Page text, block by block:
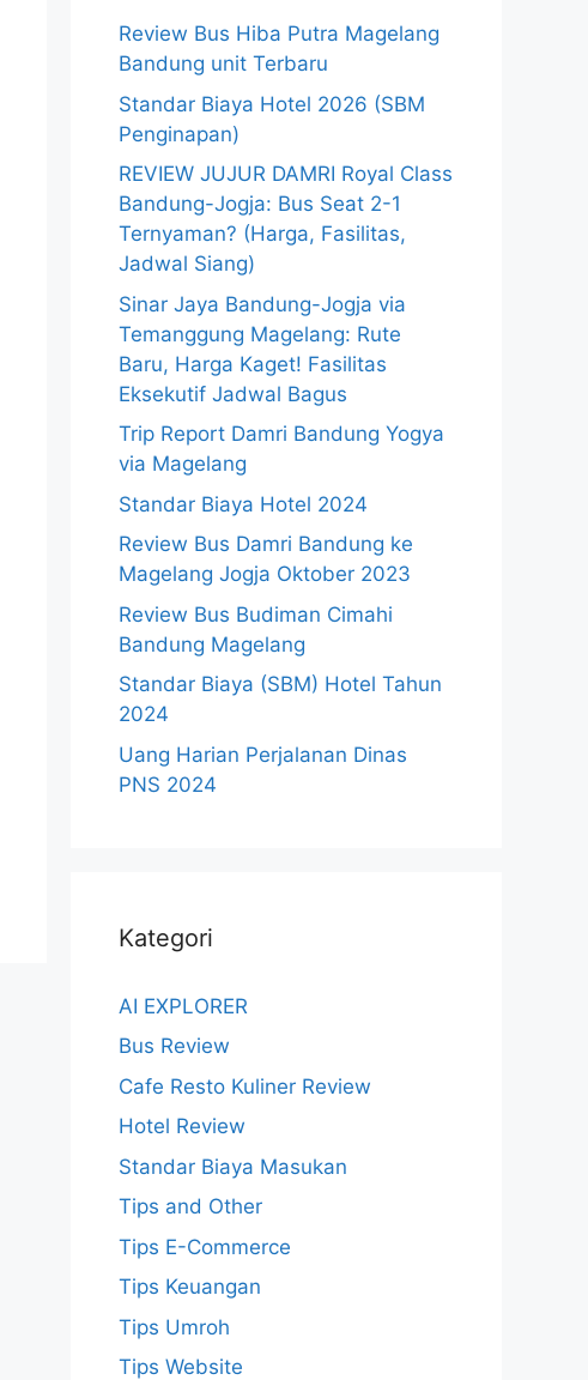
Review Bus Hiba Putra Magelang
Bandung unit Terbaru
Standar Biaya Hotel 2026 (SBM
Penginapan)
REVIEW JUJUR DAMRI Royal Class
Bandung-Jogja: Bus Seat 2-1
Ternyaman? (Harga, Fasilitas,
Jadwal Siang)
Sinar Jaya Bandung-Jogja via
Temanggung Magelang: Rute
Baru, Harga Kaget! Fasilitas
Eksekutif Jadwal Bagus
Trip Report Damri Bandung Yogya
via Magelang
Standar Biaya Hotel 2024
Review Bus Damri Bandung ke
Magelang Jogja Oktober 2023
Review Bus Budiman Cimahi
Bandung Magelang
Standar Biaya (SBM) Hotel Tahun
2024
Uang Harian Perjalanan Dinas
PNS 2024
Kategori
AI EXPLORER
Bus Review
Cafe Resto Kuliner Review
Hotel Review
Standar Biaya Masukan
Tips and Other
Tips E-Commerce
Tips Keuangan
Tips Umroh
Tips Website